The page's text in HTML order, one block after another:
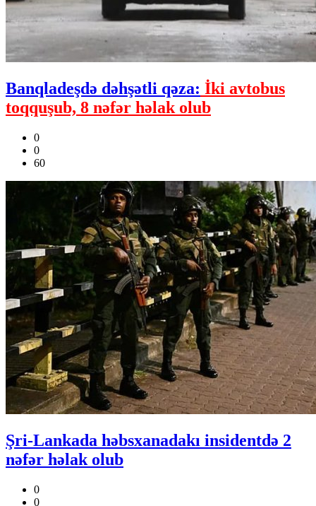
Banqladeşdə dəhşətli qəza: İki avtobus
toqquşub, 8 nəfər həlak olub
0
0
60
Şri-Lankada həbsxanadakı insidentdə 2
nəfər həlak olub
0
0